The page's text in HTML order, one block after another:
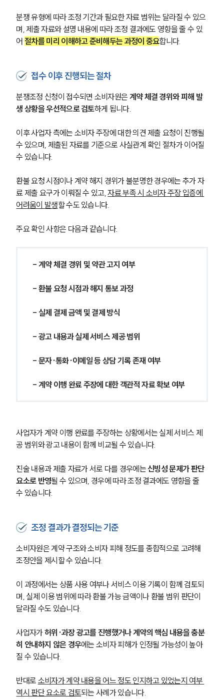
분쟁 유형에 따라 조정 기간과 필요한 자료 범위는 달라질 수 있으
며, 제출 자료와 설명 내용에 따라 조정 결과에도 영향을 줄 수 있
어 절차를 미리 이해하고 준비해두는 과정이 중요합니다.
접수 이후 진행되는 절차
분쟁조정 신청이 접수되면 소비자원은 계약 체결 경위와 피해 발
생 상황을 우선적으로 검토하게 됩니다.
이후 사업자 측에는 소비자 주장에 대한 의견 제출 요청이 진행될
수 있으며, 제출된 자료를 기준으로 사실관계 확인 절차가 이어질
수 있습니다.
환불 요청 시점이나 계약 해지 경위가 불분명한 경우에는 추가 자
료 제출 요구가 이뤄질 수 있고, 자료 부족 시 소비자 주장 입증에
어려움이 발생할 수도 있습니다.
주요 확인 사항은 다음과 같습니다.
- 계약 체결 경위 및 약관 고지 여부
- 환불 요청 시점과 해지 통보 과정
- 실제 결제 금액 및 결제 방식
- 광고 내용과 실제 서비스 제공 범위
- 문자·통화·이메일 등 상담 기록 존재 여부
- 계약 이행 완료 주장에 대한 객관적 자료 확보 여부
사업자가 계약 이행 완료를 주장하는 상황에서는 실제 서비스 제
공 범위와 광고 내용이 함께 비교될 수 있습니다.
진술 내용과 제출 자료가 서로 다를 경우에는 신빙성 문제가 판단
요소로 반영될 수 있으며, 경우에 따라 조정 결과에도 영향을 줄
수 있습니다.
조정 결과가 결정되는 기준
소비자원은 계약 구조와 소비자 피해 정도를 종합적으로 고려해
조정안을 제시할 수 있습니다.
이 과정에서는 상품 사용 여부나 서비스 이용 기록이 함께 검토되
며, 실제 이용 범위에 따라 환불 가능 금액이나 환불 범위 판단이
달라질 수도 있습니다.
사업자가 허위·과장 광고를 진행했거나 계약의 핵심 내용을 충분
히 안내하지 않은 경우에는 소비자 피해가 인정될 가능성이 높아
질 수 있습니다.
반대로 소비자가 계약 내용을 어느 정도 인지하고 있었는지 여부
역시 판단 요소로 검토되는 사례가 있습니다.